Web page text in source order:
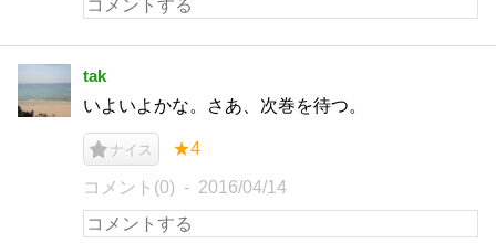
tak
いよいよかな。さあ、次巻を待つ。
ナイス ★4
コメント(0) 2016/04/14